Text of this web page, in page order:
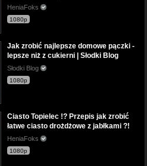
HeniaFoks
1080p
Jak zrobić najlepsze domowe pączki -
lepsze niż z cukierni | Słodki Blog
Słodki Blog
1080p
Ciasto Topielec !? Przepis jak zrobić
łatwe ciasto drożdżowe z jabłkami ?!
HeniaFoks
1080p